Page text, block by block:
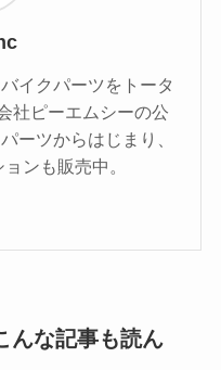
イクパーツをトータ
社ピーエムシーの公
ーツからはじまり、
ンも販売中。
んな記事も読ん